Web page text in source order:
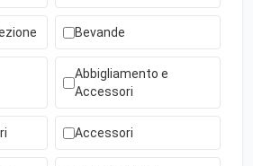
Bevande
Abbigliamento e
Accessori
Accessori